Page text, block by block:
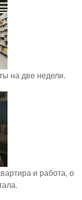
на две недели.
и работа, о